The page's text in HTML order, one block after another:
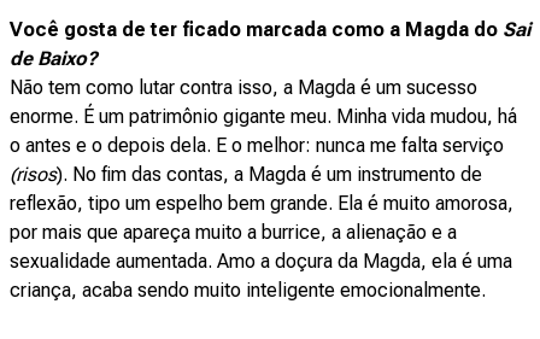
Você gosta de ter ficado marcada como a Magda do Sai
de Baixo?
Não tem como lutar contra isso, a Magda é um sucesso
enorme. É um patrimônio gigante meu. Minha vida mudou, há
o antes e o depois dela. E o melhor: nunca me falta serviço
(risos). No fim das contas, a Magda é um instrumento de
reflexão, tipo um espelho bem grande. Ela é muito amorosa,
por mais que apareça muito a burrice, a alienação e a
sexualidade aumentada. Amo a doçura da Magda, ela é uma
criança, acaba sendo muito inteligente emocionalmente.